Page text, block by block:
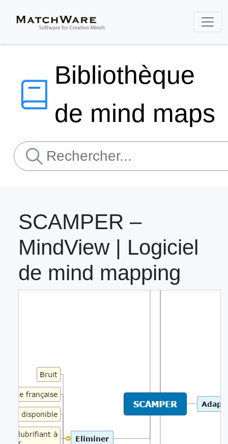
Bibliothèque
de mind maps
SCAMPER –
MindView | Logiciel
de mind mapping